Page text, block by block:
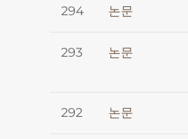
294 논문
293 논문
292 논문